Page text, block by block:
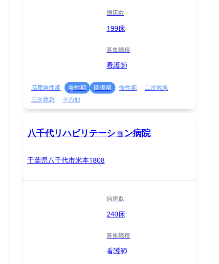
病床数
199床
募集職種
看護師
高度急性期 急性期 回復期 慢性期
二次救急
三次救急
その他
八千代リハビリテーション病院
千葉県八千代市米本1808
病床数
240床
募集職種
看護師